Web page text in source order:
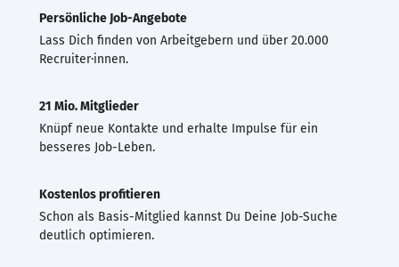
Persönliche Job-Angebote
Lass Dich finden von Arbeitgebern und über 20.000
Recruiter·innen.
21 Mio. Mitglieder
Knüpf neue Kontakte und erhalte Impulse für ein
besseres Job-Leben.
Kostenlos profitieren
Schon als Basis-Mitglied kannst Du Deine Job-Suche
deutlich optimieren.